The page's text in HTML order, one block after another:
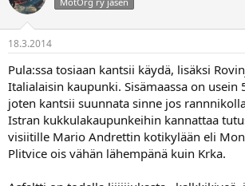
18.3.2014
Pula:ssa tosiaan kantsii käydä, lisäksi
Italialaisin kaupunki. Sisämaassa on usein
joten kantsii suunnata sinne jos
Istran kukkulakaupunkeihin kannattaa
visiitille Mario Andrettin kotikylään eli
Plitvice ois vähän lähempänä kuin Krka.